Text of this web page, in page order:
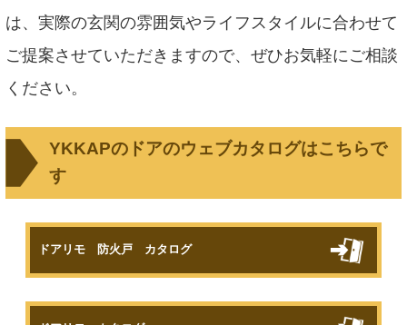
は、実際の玄関の雰囲気やライフスタイルに合わせて
ご提案させていただきますので、ぜひお気軽にご相談
ください。
YKKAPのドアのウェブカタログはこちらで
す
ドアリモ 防火戸 カタログ